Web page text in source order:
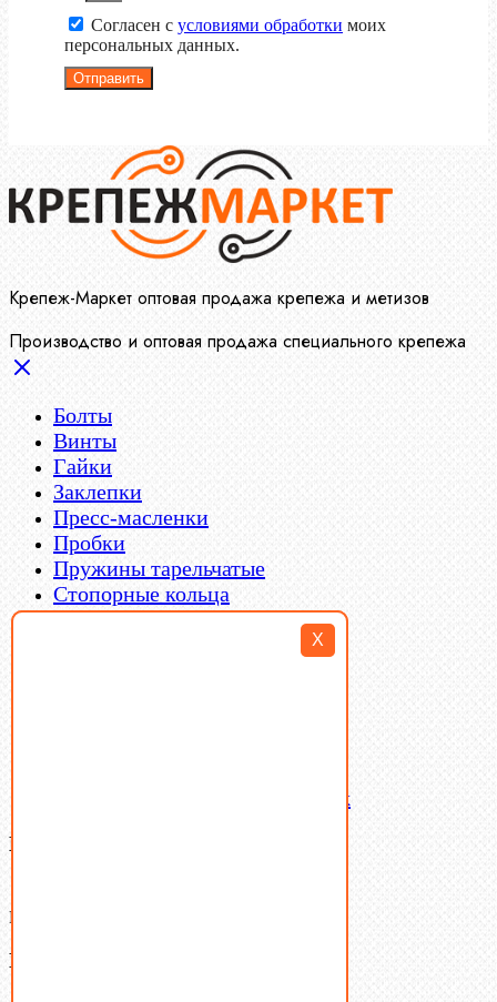
X
Согласен с условиями обработки моих
персональных данных.
Отправить
Крепеж-Маркет оптовая продажа крепежа и метизов
Производство и оптовая продажа специального крепежа
Болты
Винты
Гайки
Заклепки
Пресс-масленки
Пробки
Пружины тарельчатые
Стопорные кольца
Такелаж
Латунный и бронзовый крепеж
Ваша корзина
В корзине нет товаров.
Поиск